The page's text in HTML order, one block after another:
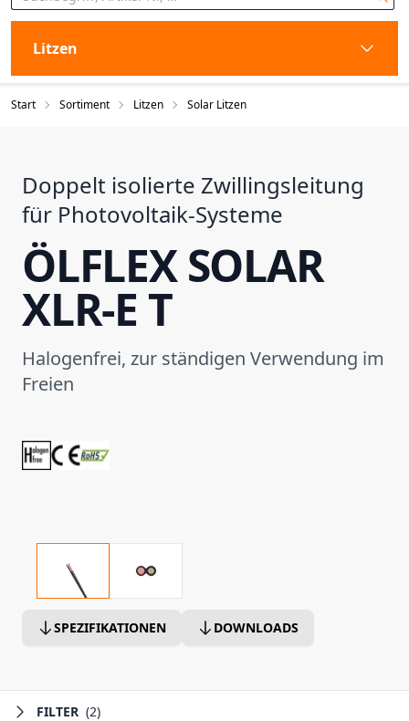
Litzen
Start Sortiment Litzen Solar Litzen
Doppelt isolierte Zwillingsleitung
für Photovoltaik-Systeme
ÖLFLEX SOLAR
XLR-E T
Halogenfrei, zur ständigen Verwendung im
Freien
SPEZIFIKATIONEN DOWNLOADS
FILTER (2)